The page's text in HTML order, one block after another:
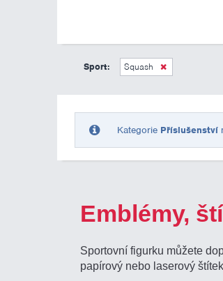
Sport: Squash
Kategorie Příslušenství
Emblémy,
Sportovní figurku můžete
papírový nebo laserový